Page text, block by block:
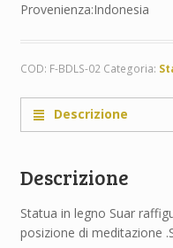
Provenienza:Indonesia
COD: F-BDLS-02 Categoria:
Descrizione
Descrizione
Statua in legno Suar
posizione di meditazione